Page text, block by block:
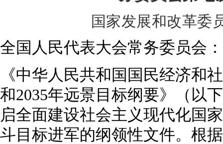
国家发展和改革委
全国人民代表大会常务委员会：
《中华人民共和国国民经济和
和2035年远景目标纲要》（以
启全面建设社会主义现代化国
斗目标进军的纲领性文件。根